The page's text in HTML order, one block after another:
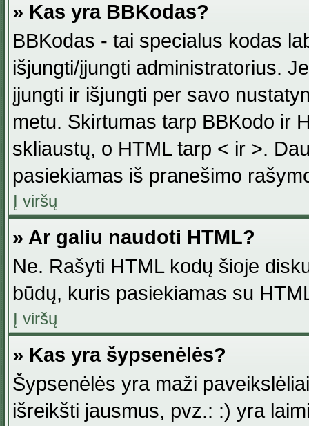
» Kas yra BBKodas?
BBKodas - tai specialus kodas
išjungti/įjungti administratorius.
įjungti ir išjungti per savo
metu. Skirtumas tarp BBKodo ir
skliaustų, o HTML tarp < ir >.
pasiekiamas iš pranešimo
Į viršų
» Ar galiu naudoti HTML?
Ne. Rašyti HTML kodų šioje
būdų, kuris pasiekiamas su
Į viršų
» Kas yra šypsenėlės?
Šypsenėlės yra maži
išreikšti jausmus, pvz.: :) yra